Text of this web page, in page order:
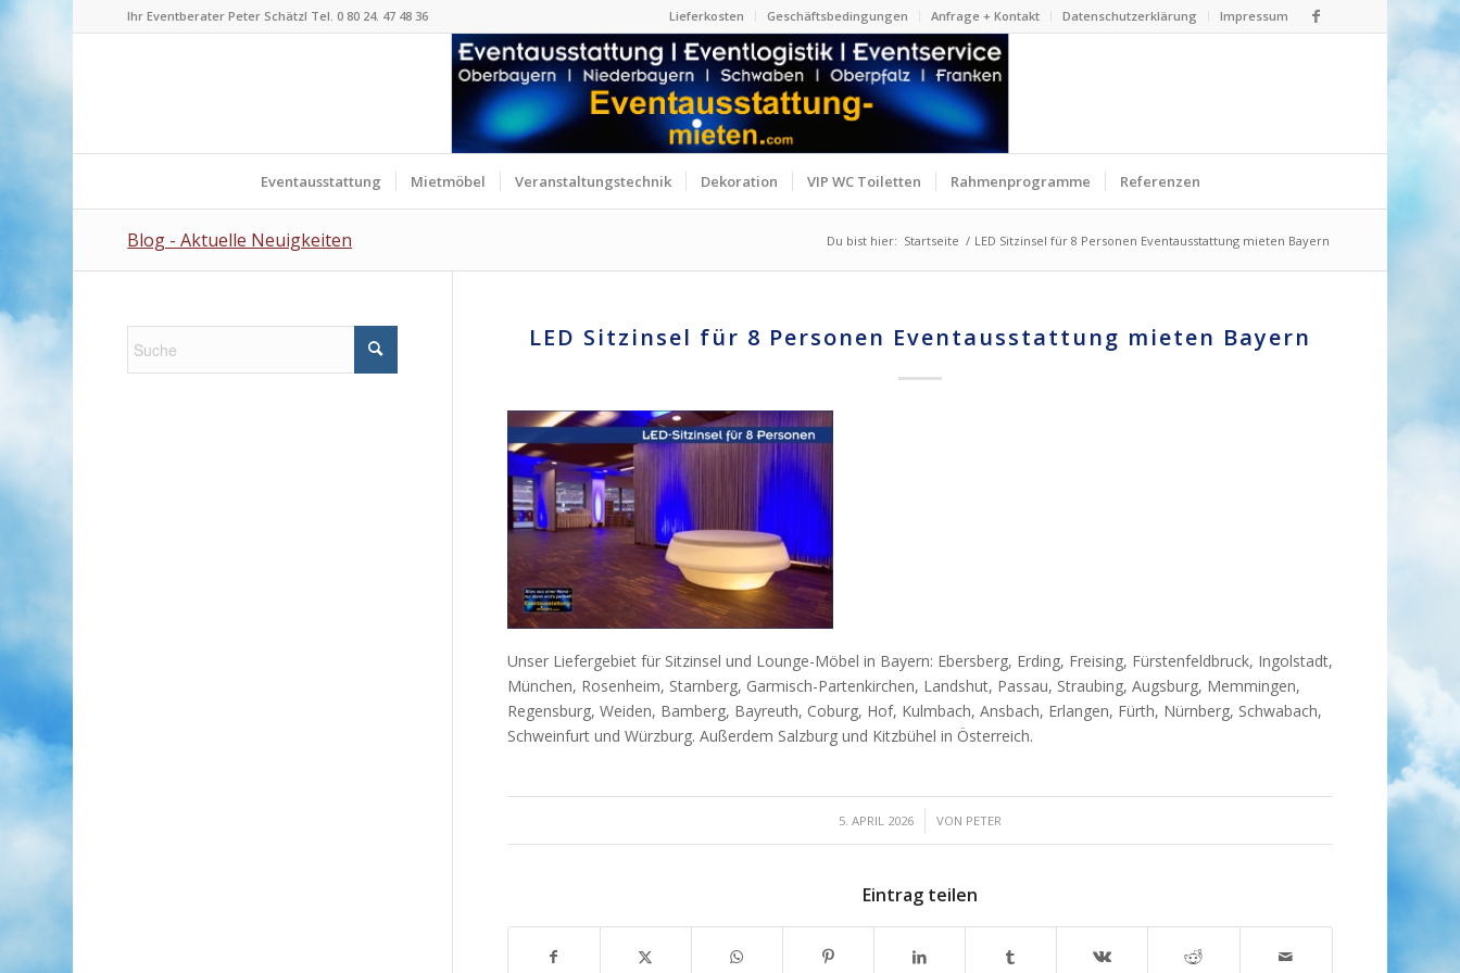
Lieferkosten Geschäftsbedingungen Anfrage + Kontakt Datenschutzerklärung Impressum
Ihr Eventberater Peter Schätzl Tel. 0 80 24. 47 48 36
Eventausstattung Mietmöbel Veranstaltungstechnik Dekoration VIP WC Toiletten Rahmenprogramme Referenzen
Blog - Aktuelle Neuigkeiten Du bist hier: Startseite / LED Sitzinsel für 8 Personen Eventausstattung mieten Bayern
LED Sitzinsel für 8 Personen Eventausstattung mieten Bayern
Unser Liefergebiet für Sitzinsel und Lounge-Möbel in Bayern: Ebersberg, Erding, Freising, Fürstenfeldbruck, Ingolstadt,
München, Rosenheim, Starnberg, Garmisch-Partenkirchen, Landshut, Passau, Straubing, Augsburg, Memmingen,
Regensburg, Weiden, Bamberg, Bayreuth, Coburg, Hof, Kulmbach, Ansbach, Erlangen, Fürth, Nürnberg, Schwabach,
Schweinfurt und Würzburg. Außerdem Salzburg und Kitzbühel in Österreich.
5. APRIL 2026
/ VON PETER
Eintrag teilen